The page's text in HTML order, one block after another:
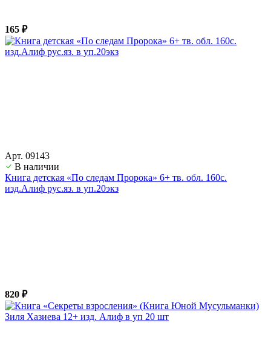
165 ₽
Арт. 09143
В наличии
Книга детская «По следам Пророка» 6+ тв. обл. 160с.
изд.Алиф рус.яз. в уп.20экз
820 ₽